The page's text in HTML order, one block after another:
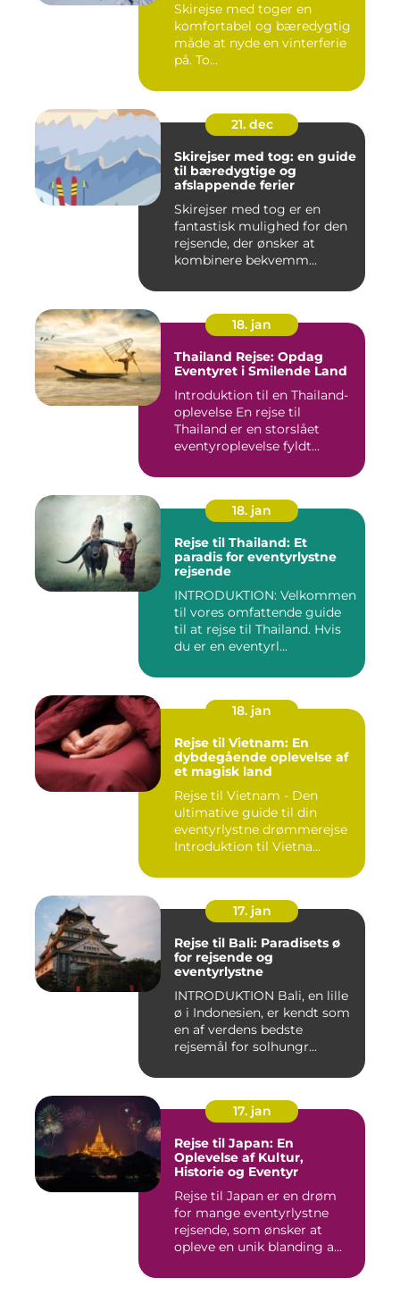
Skirejse med toger en
komfortabel og bæredygtig
måde at nyde en vinterferie
på. To...
21. dec
Skirejser med tog: en guide
til bæredygtige og
afslappende ferier
Skirejser med tog er en
fantastisk mulighed for den
rejsende, der ønsker at
kombinere bekvemm...
18. jan
Thailand Rejse: Opdag
Eventyret i Smilende Land
Introduktion til en Thailand-
oplevelse En rejse til
Thailand er en storslået
eventyroplevelse fyldt...
18. jan
Rejse til Thailand: Et
paradis for eventyrlystne
rejsende
INTRODUKTION: Velkommen
til vores omfattende guide
til at rejse til Thailand. Hvis
du er en eventyrl...
18. jan
Rejse til Vietnam: En
dybdegående oplevelse af
et magisk land
Rejse til Vietnam - Den
ultimative guide til din
eventyrlystne drømmerejse
Introduktion til Vietna...
17. jan
Rejse til Bali: Paradisets ø
for rejsende og
eventyrlystne
INTRODUKTION Bali, en lille
ø i Indonesien, er kendt som
en af verdens bedste
rejsemål for solhungr...
17. jan
Rejse til Japan: En
Oplevelse af Kultur,
Historie og Eventyr
Rejse til Japan er en drøm
for mange eventyrlystne
rejsende, som ønsker at
opleve en unik blanding a...